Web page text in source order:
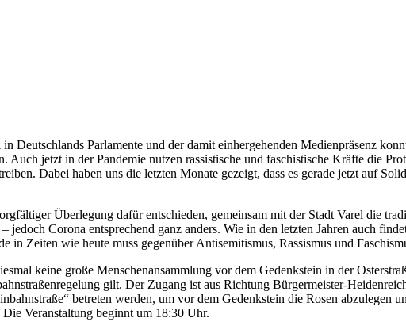
Deutschlands Parlamente und der damit einhergehenden Medienpräsenz
jetzt in der Pandemie nutzen rassistische und faschistische Kräfte die
Dabei haben uns die letzten Monate gezeigt, dass es gerade jetzt auf
Überlegung dafür entschieden, gemeinsam mit der Stadt Varel die
jedoch Corona entsprechend ganz anders. Wie in den letzten Jahren auch
in Zeiten wie heute muss gegenüber Antisemitismus, Rassismus und
keine große Menschenansammlung vor dem Gedenkstein in der
gilt. Der Zugang ist aus Richtung Bürgermeister-
betreten werden, um vor dem Gedenkstein die Rosen abzulegen
Veranstaltung beginnt um 18:30 Uhr.